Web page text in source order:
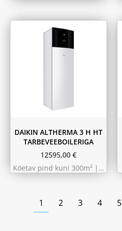
230L
DAIKIN ALTHERMA 3 H HT
TARBEVEEBOILERIGA
12595,00 €
Köetav pind kuni 300m² |…
1 2 3 4 5